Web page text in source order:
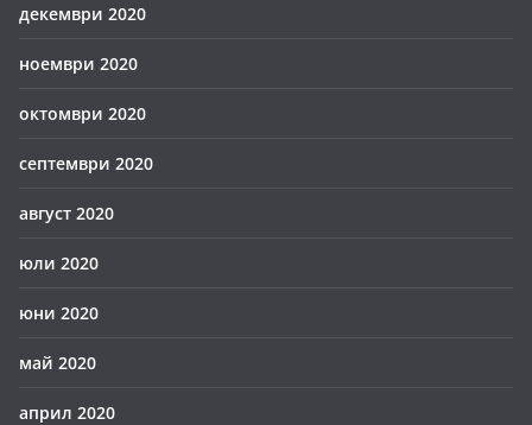
декември 2020
ноември 2020
октомври 2020
септември 2020
август 2020
юли 2020
юни 2020
май 2020
април 2020